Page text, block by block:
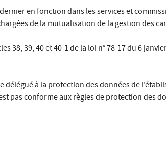
en fonction dans les services et
de la mutualisation de la gestion des
38, 39, 40 et 40-1 de la loi n° 78-17 du 6
à la protection des données de
pas conforme aux règles de protection des